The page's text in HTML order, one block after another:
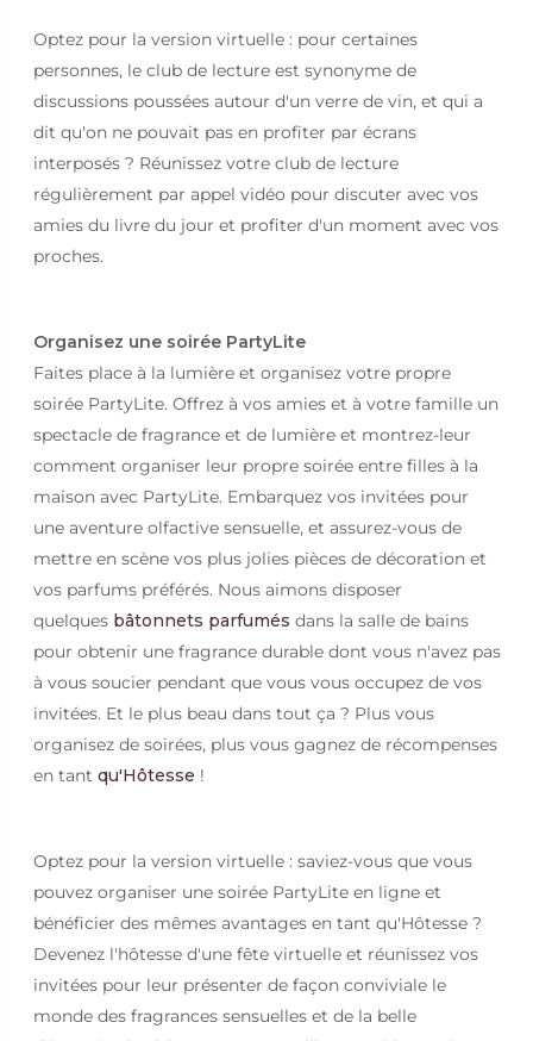
Optez pour la version virtuelle : pour certaines
personnes, le club de lecture est synonyme de
discussions poussées autour d'un verre de vin, et qui a
dit qu'on ne pouvait pas en profiter par écrans
interposés ? Réunissez votre club de lecture
régulièrement par appel vidéo pour discuter avec vos
amies du livre du jour et profiter d'un moment avec vos
proches.
Organisez une soirée PartyLite
Faites place à la lumière et organisez votre propre
soirée PartyLite. Offrez à vos amies et à votre famille un
spectacle de fragrance et de lumière et montrez-leur
comment organiser leur propre soirée entre filles à la
maison avec PartyLite. Embarquez vos invitées pour
une aventure olfactive sensuelle, et assurez-vous de
mettre en scène vos plus jolies pièces de décoration et
vos parfums préférés. Nous aimons disposer
quelquesbâtonnets parfumés dans la salle de bains
pour obtenir une fragrance durable dont vous n'avez pas
à vous soucier pendant que vous vous occupez de vos
invitées. Et le plus beau dans tout ça ? Plus vous
organisez de soirées, plus vous gagnez de récompenses
en tant qu'Hôtesse !
Optez pour la version virtuelle : saviez-vous que vous
pouvez organiser une soirée PartyLite en ligne et
bénéficier des mêmes avantages en tant qu'Hôtesse ?
Devenez l'hôtesse d'une fête virtuelle et réunissez vos
invitées pour leur présenter de façon conviviale le
monde des fragrances sensuelles et de la belle